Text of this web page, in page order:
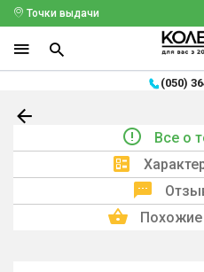
Точки выдачи
(050)
Все о